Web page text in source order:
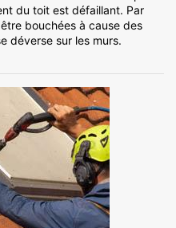
du toit est défaillant. Par
bouchées à cause des
déverse sur les murs.